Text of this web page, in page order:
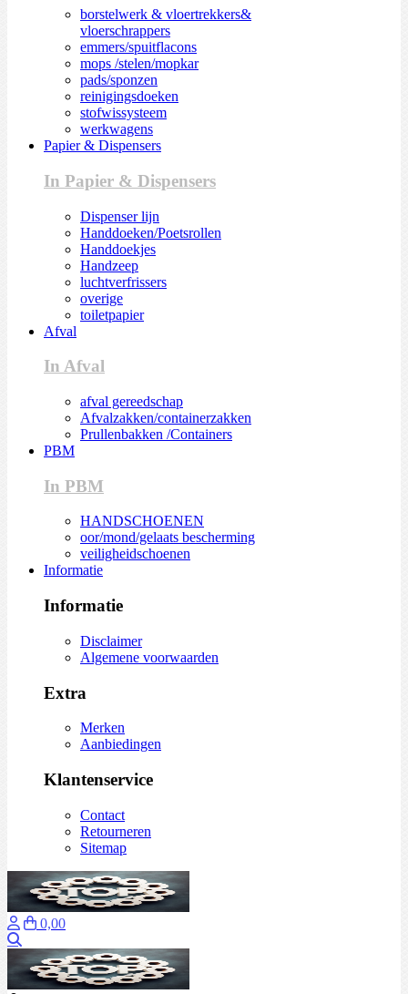
borstelwerk & vloertrekkers&
vloerschrappers
emmers/spuitflacons
mops /stelen/mopkar
pads/sponzen
reinigingsdoeken
stofwissysteem
werkwagens
Papier & Dispensers
In Papier & Dispensers
Dispenser lijn
Handdoeken/Poetsrollen
Handdoekjes
Handzeep
luchtverfrissers
overige
toiletpapier
Afval
In Afval
afval gereedschap
Afvalzakken/containerzakken
Prullenbakken /Containers
PBM
In PBM
HANDSCHOENEN
oor/mond/gelaats bescherming
veiligheidschoenen
Informatie
Informatie
Disclaimer
Algemene voorwaarden
Extra
Merken
Aanbiedingen
Klantenservice
Contact
Retourneren
Sitemap
0,00